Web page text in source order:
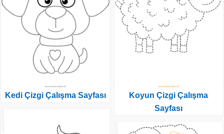
Kedi Çizgi Çalışma Sayfası
Koyun Çizgi Çalışma
Sayfası